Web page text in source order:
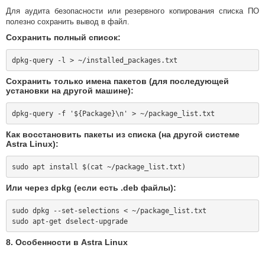
Для аудита безопасности или резервного копирования списка ПО
полезно сохранить вывод в файл.
Сохранить полный список:
Сохранить только имена пакетов (для последующей
установки на другой машине):
Как восстановить пакеты из списка (на другой системе
Astra Linux):
Или через dpkg (если есть .deb файлы):
sudo dpkg --set-selections < ~/package_list.txt
sudo apt-get dselect-upgrade
8. Особенности в Astra Linux